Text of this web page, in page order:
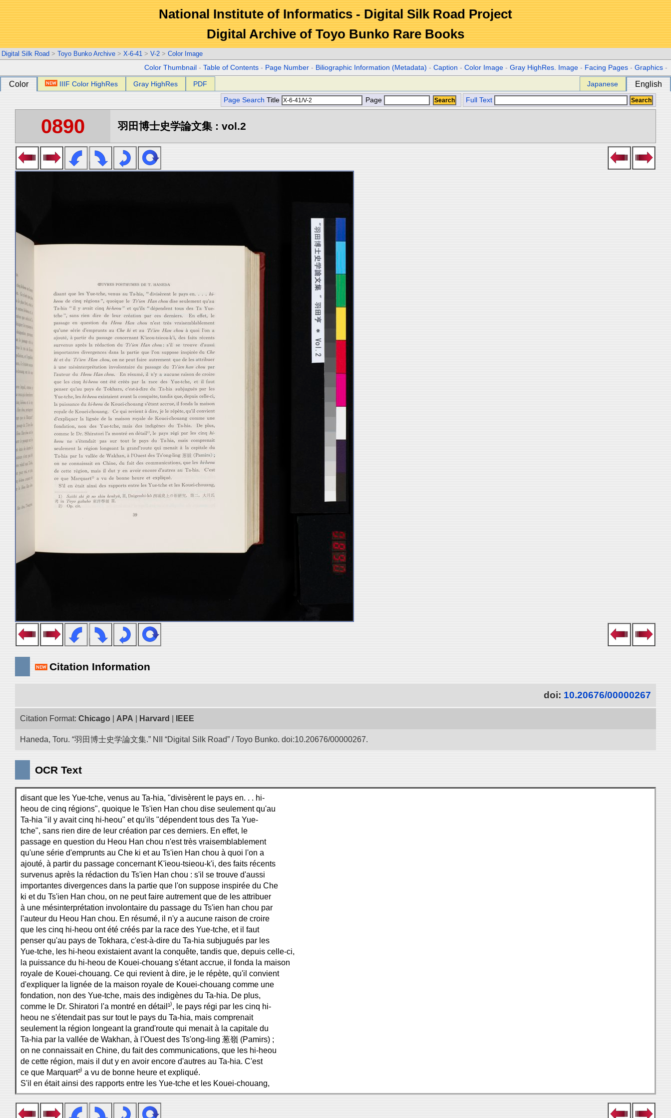
National Institute of Informatics - Digital Silk Road Project
Digital Archive of Toyo Bunko Rare Books
Digital Silk Road > Toyo Bunko Archive > X-6-41 > V-2 > Color Image
Color Thumbnail -Table of Contents - Page Number - Biliographic Information (Metadata) -Caption -Color Image -Gray HighRes. Image - Facing Pages -Graphics -
Color IIIF Color HighRes Gray HighRes PDF Japanese English
Page Search Title Page Full Text
0890 羽田博士史学論文集 : vol.2
Citation Information
doi: 10.20676/00000267
Citation Format: Chicago APA Harvard IEEE
Haneda, Toru. “羽田博士史学論文集.” NII “Digital Silk Road” / Toyo Bunko. doi:10.20676/00000267.
OCR Text
disant que les Yue-tche, venus au Ta-hia, "divisèrent le pays en. . . hi-
heou de cinq régions", quoique le Ts'ien Han chou dise seulement qu'au
Ta-hia "il y avait cinq hi-heou" et qu'ils "dépendent tous des Ta Yue-
tche", sans rien dire de leur création par ces derniers. En effet, le
passage en question du Heou Han chou n'est très vraisemblablement
qu'une série d'emprunts au Che ki et au Ts'ien Han chou à quoi l'on a
ajouté, à partir du passage concernant K'ieou-tsieou-k'i, des faits récents
survenus après la rédaction du Ts'ien Han chou : s'il se trouve d'aussi
importantes divergences dans la partie que l'on suppose inspirée du Che
ki et du Ts'ien Han chou, on ne peut faire autrement que de les attribuer
à une mésinterprétation involontaire du passage du Ts'ien han chou par
l'auteur du Heou Han chou. En résumé, il n'y a aucune raison de croire
que les cinq hi-heou ont été créés par la race des Yue-tche, et il faut
penser qu'au pays de Tokhara, c'est-à-dire du Ta-hia subjugués par les
Yue-tche, les hi-heou existaient avant la conquête, tandis que, depuis celle-ci,
la puissance du hi-heou de Kouei-chouang s'étant accrue, il fonda la maison
royale de Kouei-chouang. Ce qui revient à dire, je le répète, qu'il convient
d'expliquer la lignée de la maison royale de Kouei-chouang comme une
fondation, non des Yue-tche, mais des indigènes du Ta-hia. De plus,
comme le Dr. Shiratori l'a montré en détail¹⁾, le pays régi par les cinq hi-
heou ne s'étendait pas sur tout le pays du Ta-hia, mais comprenait
seulement la région longeant la grand'route qui menait à la capitale du
Ta-hia par la vallée de Wakhan, à l'Ouest des Ts'ong-ling 葱嶺 (Pamirs) ;
on ne connaissait en Chine, du fait des communications, que les hi-heou
de cette région, mais il dut y en avoir encore d'autres au Ta-hia. C'est
ce que Marquart²⁾ a vu de bonne heure et expliqué.
S'il en était ainsi des rapports entre les Yue-tche et les Kouei-chouang,